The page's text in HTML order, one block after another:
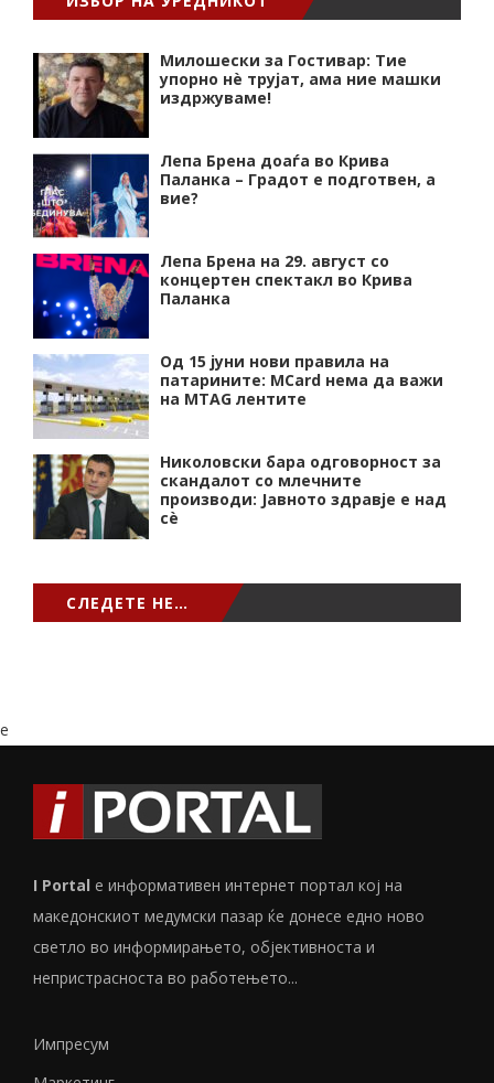
Милошески за Гостивар: Тие
упорно нѐ трујат, ама ние машки
издржуваме!
Лепа Брена доаѓа во Крива
Паланка – Градот е подготвен, а
вие?
Лепа Брена на 29. август со
концертен спектакл во Крива
Паланка
Од 15 јуни нови правила на
патарините: MCard нема да важи
на MTAG лентите
Николовски бара одговорност за
скандалот со млечните
производи: Јавното здравје е над
сѐ
СЛЕДЕТЕ НЕ…
e
I Portal е информативен интернет портал кој на
македонскиот медумски пазар ќе донесе едно ново
светло во информирањето, објективноста и
непристрасноста во работењето...
Импресум